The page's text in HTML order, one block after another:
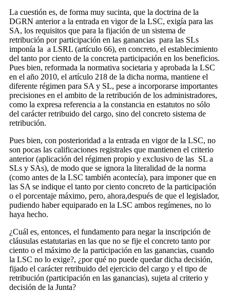
La cuestión es, de forma muy sucinta, que la doctrina de la
DGRN anterior a la entrada en vigor de la LSC, exigía para las
SA, los requisitos que para la fijación de un sistema de
retribución por participación en las ganancias para las SLs
imponía la a LSRL (artículo 66), en concreto, el establecimiento
del tanto por ciento de la concreta participación en los beneficios.
Pues bien, reformada la normativa societaria y aprobada la LSC
en el año 2010, el artículo 218 de la dicha norma, mantiene el
diferente régimen para SA y SL, pese a incorporarse importantes
precisiones en el ambito de la retribución de los administradores,
como la expresa referencia a la constancia en estatutos no sólo
del carácter retribuido del cargo, sino del concreto sistema de
retribución.
Pues bien, con posterioridad a la entrada en vigor de la LSC, no
son pocas las calificaciones registrales que mantienen el criterio
anterior (aplicación del régimen propio y exclusivo de las SL a
SLs y SAs), de modo que se ignora la literalidad de la norma
(como antes de la LSC también acontecía), para imponer que en
las SA se indique el tanto por ciento concreto de la participación
o el porcentaje máximo, pero, ahora,después de que el legislador,
pudiendo haber equiparado en la LSC ambos regímenes, no lo
haya hecho.
¿Cuál es, entonces, el fundamento para negar la inscripción de
cláusulas estatutarias en las que no se fije el concreto tanto por
ciento o el máximo de la participación en las ganancias, cuando
la LSC no lo exige?, ¿por qué no puede quedar dicha decisión,
fijado el carácter retribuido del ejercicio del cargo y el tipo de
retribución (participación en las ganancias), sujeta al criterio y
decisión de la Junta?